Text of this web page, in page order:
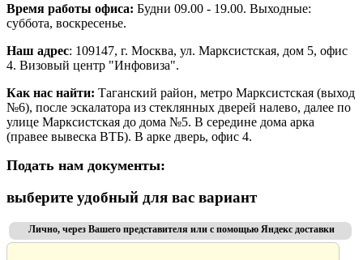
Время работы офиса: Будни 09.00 - 19.00. Выходные:
суббота, воскресенье.
Наш адрес: 109147, г. Москва, ул. Марксистская, дом 5, офис
4. Визовый центр "Инфовиза".
Как нас найти: Таганский район, метро Марксистская (выход
№6), после эскалатора из стеклянных дверей налево, далее по
улице Марксистская до дома №5. В середине дома арка
(правее вывеска ВТБ). В арке дверь, офис 4.
Подать нам документы:
выберите удобный для вас вариант
Лично, через Вашего представителя или с помощью Яндекс доставки